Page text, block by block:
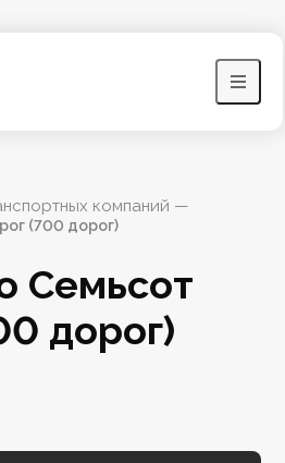
компаний —
(700 дорог)
Семьсот
дорог)